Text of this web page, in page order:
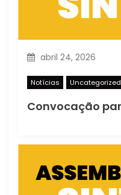
abril 24, 2026
Notícias Uncategorized